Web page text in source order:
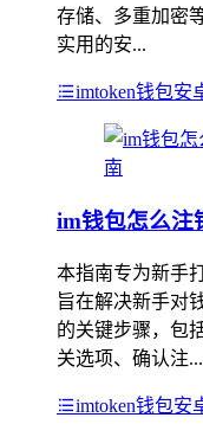
存储、多重加密
实用的安...
imtoken钱包安
im钱包怎么注
本指南专为新手
旨在解决新手对
的关键步骤，包
关选项、确认注...
imtoken钱包安